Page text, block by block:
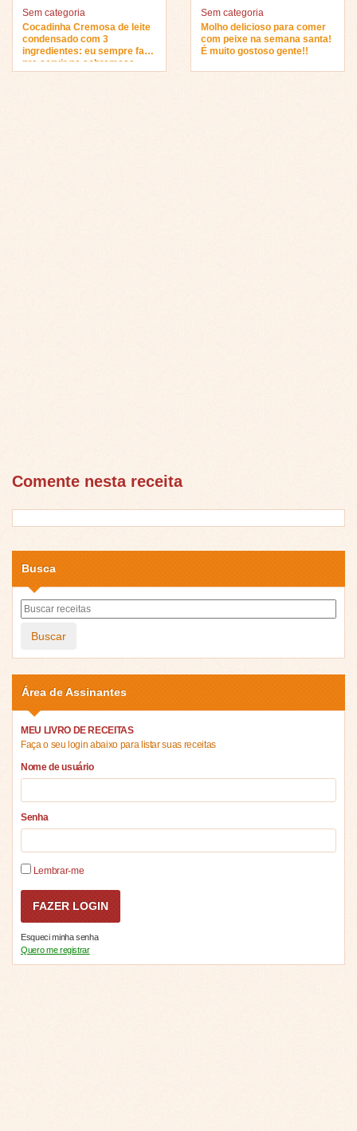
Sem categoria
Cocadinha Cremosa de leite
condensado com 3
ingredientes: eu sempre faço
pra servir na sobremesa…
Sem categoria
Molho delicioso para comer
com peixe na semana santa!
É muito gostoso gente!!
Comente nesta receita
Busca
Buscar
Área de Assinantes
MEU LIVRO DE RECEITAS
Faça o seu login abaixo para listar suas receitas
Nome de usuário
Senha
Lembrar-me
Esqueci minha senha
Quero me registrar